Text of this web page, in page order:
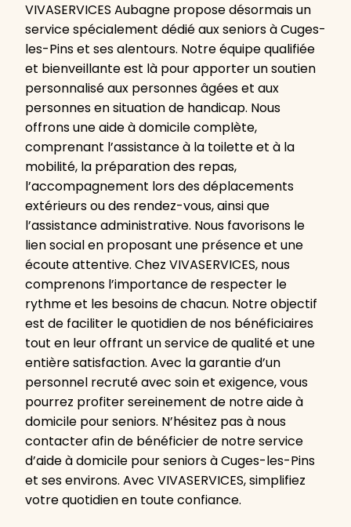
VIVASERVICES Aubagne propose désormais un
service spécialement dédié aux seniors à Cuges-
les-Pins et ses alentours. Notre équipe qualifiée
et bienveillante est là pour apporter un soutien
personnalisé aux personnes âgées et aux
personnes en situation de handicap. Nous
offrons une aide à domicile complète,
comprenant l’assistance à la toilette et à la
mobilité, la préparation des repas,
l’accompagnement lors des déplacements
extérieurs ou des rendez-vous, ainsi que
l’assistance administrative. Nous favorisons le
lien social en proposant une présence et une
écoute attentive. Chez VIVASERVICES, nous
comprenons l’importance de respecter le
rythme et les besoins de chacun. Notre objectif
est de faciliter le quotidien de nos bénéficiaires
tout en leur offrant un service de qualité et une
entière satisfaction. Avec la garantie d’un
personnel recruté avec soin et exigence, vous
pourrez profiter sereinement de notre aide à
domicile pour seniors. N’hésitez pas à nous
contacter afin de bénéficier de notre service
d’aide à domicile pour seniors à Cuges-les-Pins
et ses environs. Avec VIVASERVICES, simplifiez
votre quotidien en toute confiance.